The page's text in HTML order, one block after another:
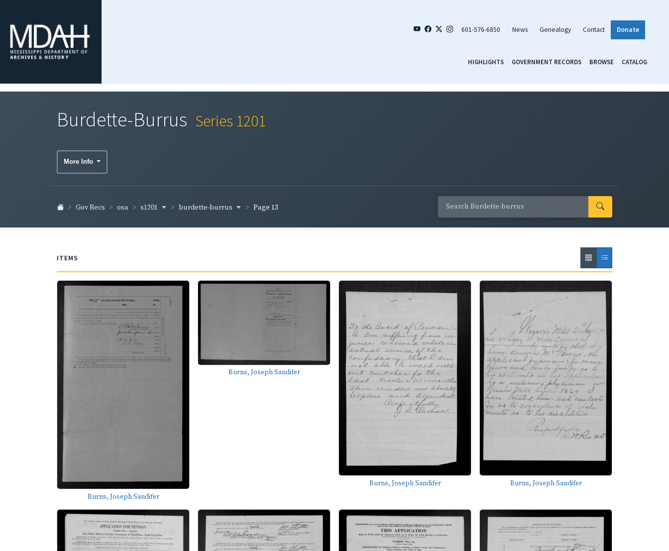
601-576-6850 News Genealogy Contact Donate
HIGHLIGHTS GOVERNMENT RECORDS BROWSE CATALOG
Burdette-Burrus Series 1201
More Info
Gov Recs osa s1201 burdette-burrus Page 13
ITEMS
Burns, Joseph Sandifer
Burns, Joseph Sandifer
Burns, Joseph Sandifer Burns, Joseph Sandifer